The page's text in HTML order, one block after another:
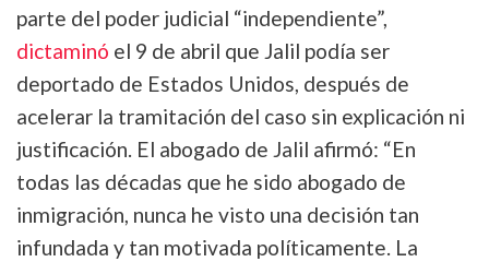
parte del poder judicial “independiente”,
dictaminó el 9 de abril que Jalil podía ser
deportado de Estados Unidos, después de
acelerar la tramitación del caso sin explicación ni
justificación. El abogado de Jalil afirmó: “En
todas las décadas que he sido abogado de
inmigración, nunca he visto una decisión tan
infundada y tan motivada políticamente. La